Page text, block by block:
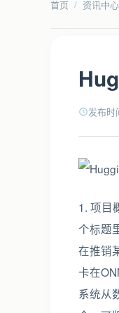
首页 / 资讯中心
发布时
1. 项目概述这不是又一个“AI平台介绍”而是一份开发者手边的Hugging Face实战备忘录Hugging Face 101这个标题里藏着三个关键信号Hugging Face、101、Every Developer。它不是在讲一个遥远的学术概念也不是在推销某个SaaS服务而是在说——2025年如果你还在手动写数据预处理脚本、反复调试模型结构、为部署卡在ONNX转换上熬通宵那你已经掉队了。Hugging Face早已不是“模型托管网站”它是一套完整的AI开发操作系统从数据清洗、模型训练、评估验证到推理服务、监控告警、A/B测试整条链路都被抽象成可复用、可组合、可版本化的模块。我去年带一个三人小团队重构客服意图识别系统原本预估3个月的工程量最后只用了11天上线V1——其中7天花在业务逻辑和接口对接剩下4天全在Hugging Face生态里“搭积木”。核心不是“用不用”而是“怎么用得准、用得稳、用得省”。它解决的不是“有没有模型”的问题而是“如何让模型真正跑进生产环境、持续产生业务价值”的问题。适合谁不是只给算法工程师看的是给所有要和AI打交道的开发者前端要调用文本生成API后端要集成语音转写服务运维要监控GPU显存波动甚至产品经理